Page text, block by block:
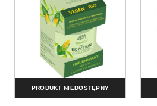
PRODUKT NIEDOSTĘPNY